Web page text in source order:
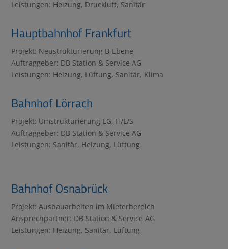
Leistungen: Heizung, Druckluft, Sanitär
Hauptbahnhof Frankfurt
Projekt: Neustrukturierung B-Ebene
Auftraggeber: DB Station & Service AG
Leistungen: Heizung, Lüftung, Sanitär, Klima
Bahnhof Lörrach
Projekt: Umstrukturierung EG, H/L/S
Auftraggeber: DB Station & Service AG
Leistungen: Sanitär, Heizung, Lüftung
Bahnhof Osnabrück
Projekt: Ausbauarbeiten im Mieterbereich
Ansprechpartner: DB Station & Service AG
Leistungen: Heizung, Sanitär, Lüftung